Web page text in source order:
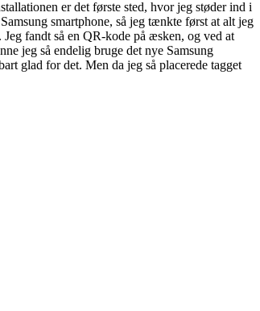
er det første sted, hvor jeg støder ind i
smartphone, så jeg tænkte først at alt jeg
fandt så en QR-kode på æsken, og ved at
jeg så endelig bruge det nye Samsung
glad for det. Men da jeg så placerede tagget